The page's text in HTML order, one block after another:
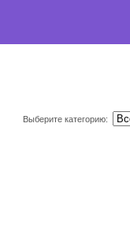
Выберите категорию: